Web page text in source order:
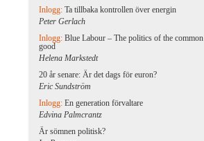
Inlogg:Ta tillbaka kontrollen över energin
Peter Gerlach
Inlogg:Blue Labour – The politics of the common
good
Helena Markstedt
20 år senare: Är det dags för euron?
Eric Sundström
Inlogg:En generation förvaltare
Edvina Palmcrantz
Är sömnen politisk?